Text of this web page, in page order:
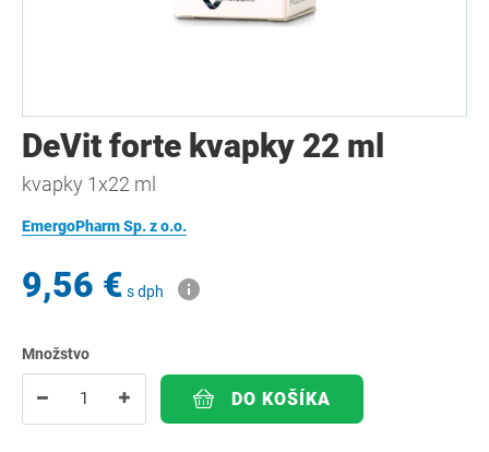
DeVit forte kvapky 22 ml
kvapky 1x22 ml
EmergoPharm Sp. z o.o.
9,56 € s dph
Množstvo
DO KOŠÍKA